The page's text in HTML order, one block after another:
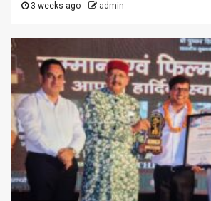
3 weeks ago admin